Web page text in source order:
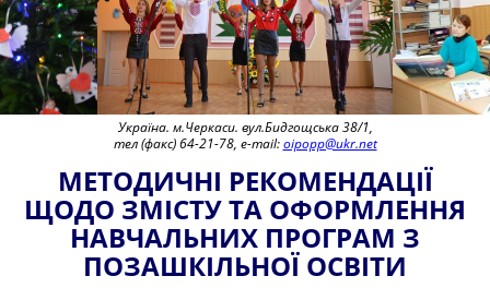
Україна. м.Черкаси. вул.Бидгощська 38/1,
тел (факс) 64-21-78, e-mail:oipopp@ukr.net
МЕТОДИЧНІ РЕКОМЕНДАЦІЇ
ЩОДО ЗМІСТУ ТА ОФОРМЛЕННЯ
НАВЧАЛЬНИХ ПРОГРАМ З
ПОЗАШКІЛЬНОЇ ОСВІТИ